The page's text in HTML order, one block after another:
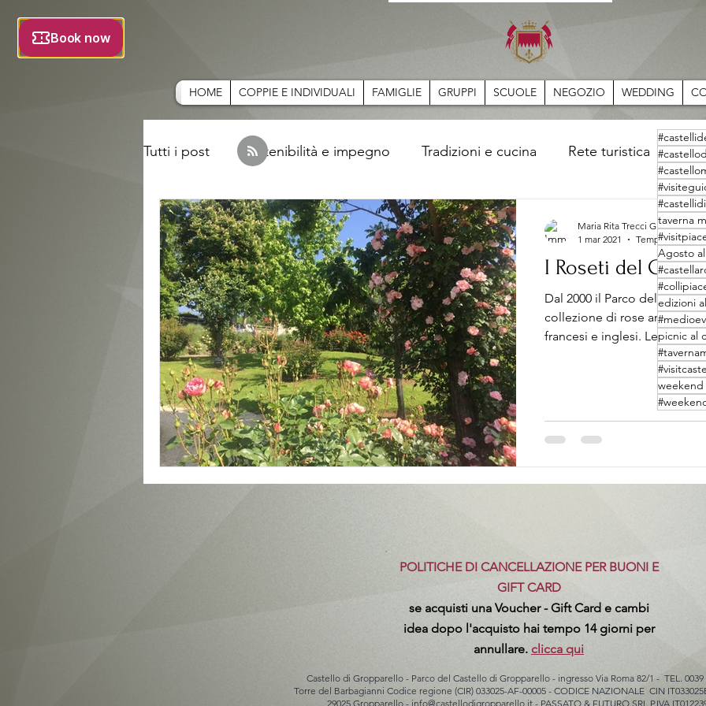
HOME COPPIE E INDIVIDUALI FAMIGLIE GRUPPI SCUOLE NEGOZIO WEDDING
Tutti i post Sostenibilità e impegno Tradizioni e cucina Rete turistica
I Roseti del
Dal 2000 il Parco del
collezione di rose antiche e
francesi e inglesi. Le...
Maria Rita Trecci Gibelli
1 mar 2021
Tempo di
taverna
Agosto
edizioni
picnic al
weekend
POLITICHE DI CANCELLAZIONE PER BUONI E
GIFT CARD
se acquisti una Voucher - Gift Card e cambi
idea dopo l'acquisto hai tempo 14 giorni per
annullare. clicca qui
Castello di Gropparello - Parco del Castello di Gropparello - ingresso Via Roma 82/1 - TEL. 0039
Torre del Barbagianni Codice regione (CIR) 033025-AF-00005 - CODICE NAZIONALE CIN
29025 Gropparello - info@castellodigropparello.it - PASSATO & FUTURO SRL P.IVA